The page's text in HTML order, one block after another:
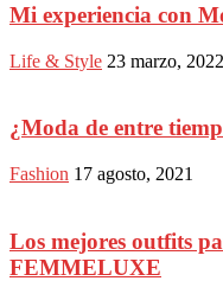
Mi experiencia con
Life & Style 23 marzo, 2022
¿Moda de entre
Fashion 17 agosto, 2021
Los mejores outfits
FEMMELUXE